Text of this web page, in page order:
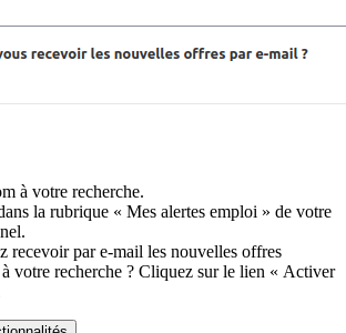
à votre recherche.
la rubrique « Mes alertes emploi » de votre
recevoir par e-mail les nouvelles offres
votre recherche ? Cliquez sur le lien « Activer